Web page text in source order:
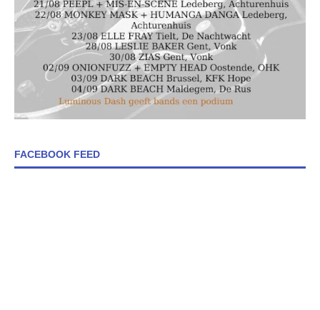
FACEBOOK FEED